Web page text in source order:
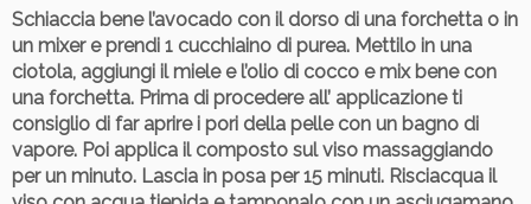
Schiaccia bene l’avocado con il dorso di una forchetta o in
un mixer e prendi 1 cucchiaino di purea. Mettilo in una
ciotola, aggiungi il miele e l’olio di cocco e mix bene con
una forchetta. Prima di procedere all’ applicazione ti
consiglio di far aprire i pori della pelle con un bagno di
vapore. Poi applica il composto sul viso massaggiando
per un minuto. Lascia in posa per 15 minuti. Risciacqua il